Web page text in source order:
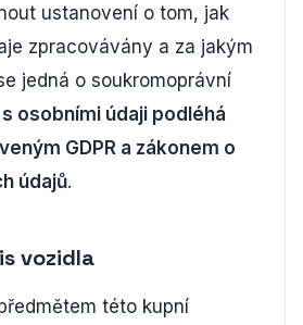
ustanovení o tom, jak
zpracovávány a za jakým
jedná o soukromoprávní
osobními údaji podléhá
GDPR a zákonem o
údajů.
vozidla
této kupní